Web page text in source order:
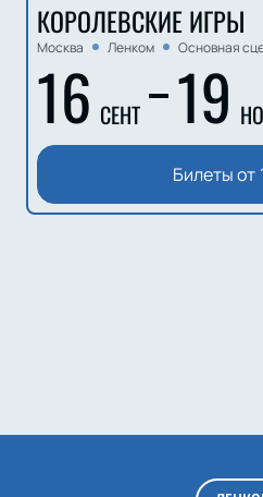
КОРОЛЕВСКИЕ ИГРЫ
Москва Ленком Основная
16 СЕНТ 19
Билеты от